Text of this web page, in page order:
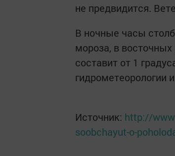
не предвидится.
В ночные часы
мороза, в
составит от 1
гидрометеорологии
Источник: http://
soobchayut-o-